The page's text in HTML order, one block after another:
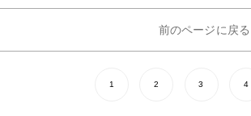
前のページに戻る
1 2 3 4